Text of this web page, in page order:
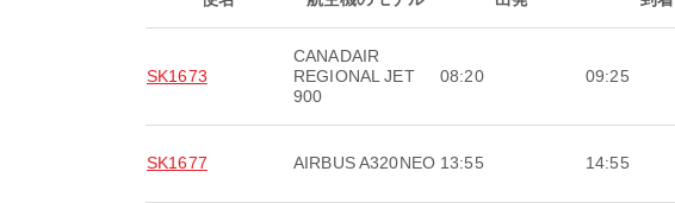
SK1673
CANADAIR
REGIONAL JET
900
08:20 09:25
SK1677 AIRBUS A320NEO 13:55 14:55